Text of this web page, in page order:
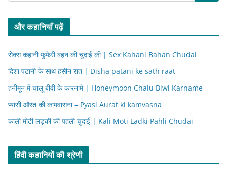
और कहानियाँ पढ़ें
सेक्स कहानी फुफेरी बहन की चुदाई की | Sex Kahani Bahan Chudai
दिशा पटानी के साथ हसीन रात | Disha patani ke sath raat
हनीमून में चालू बीवी के कारनामे | Honeymoon Chalu Biwi Karname
प्यासी औरत की कामवासना – Pyasi Aurat ki kamvasna
काली मोटी लड़की की पहली चुदाई | Kali Moti Ladki Pahli Chudai
हिंदी कहानियों की श्रेणी